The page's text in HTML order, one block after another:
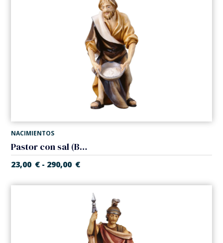
NACIMIENTOS
Pastor con sal (Belen Casales)
23,00 € - 290,00 €